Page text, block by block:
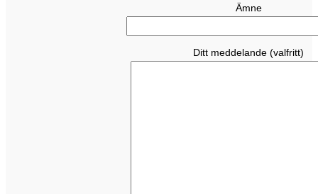
Ämne
Ditt meddelande (valfritt)